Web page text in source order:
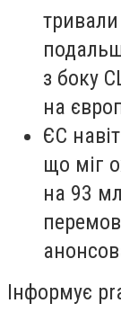
з боку
на
ЄС
що міг
на 93
Інформує